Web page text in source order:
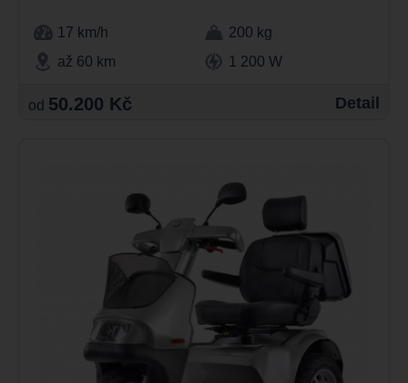
17 km/h
200 kg
až 60 km
1 200 W
od 50.200 Kč Detail